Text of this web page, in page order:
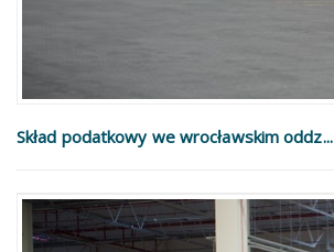
Skład podatkowy we wrocławskim oddz...